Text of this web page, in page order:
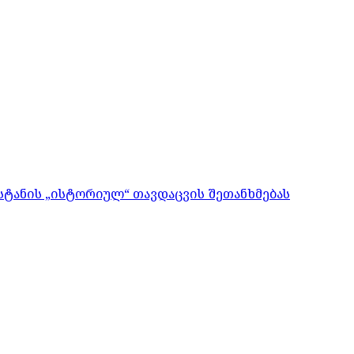
„ისტორიულ“ თავდაცვის შეთანხმებას